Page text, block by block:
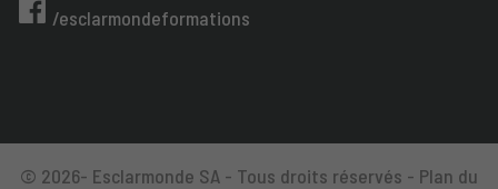
/esclarmondeformations
© 2026- Esclarmonde SA - Tous droits réservés - Plan du